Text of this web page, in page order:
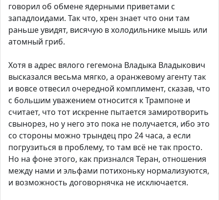
говорил об обмене ядерными приветами с
западлоидами. Так что, хрен знает что они там
раньше увидят, висячую в холодильнике мышь или
атомный гриб.
Хотя в адрес вялого гегемона Владыка Владыкович
высказался весьма мягко, а оранжевому агенту так
и вовсе отвесил очередной комплимент, сказав, что
с большим уважением относится к Трампоне и
считает, что тот искренне пытается замиротворить
свынорез, но у него это пока не получается, ибо это
со стороны можно трындец про 24 часа, а если
погрузиться в проблему, то там всё не так просто.
Но на фоне этого, как признался Теран, отношения
между нами и эльфами потихоньку нормализуются,
и возможность договорнячка не исключается.